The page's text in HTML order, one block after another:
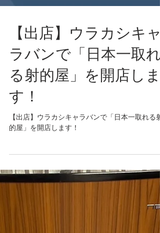
【出店】ウラカシキャ
ラバンで「日本一取れ
す！
【出店】ウラカシキャラバンで「日本一取れる射